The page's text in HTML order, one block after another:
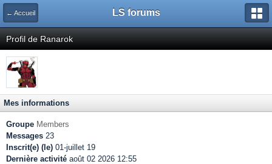
← Accueil LS forums
Profil de Ranarok
Mes informations
Groupe Members
Messages 23
Inscrit(e) (le) 01-juillet 19
Dernière activité août 02 2026 12:55